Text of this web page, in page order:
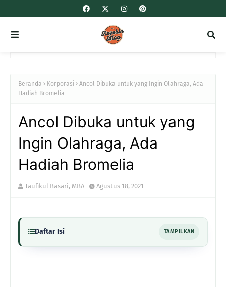
Beranda Korporasi
Ancol Dibuka untuk yang Ingin Olahraga, Ada
Hadiah Bromelia
Ancol Dibuka untuk yang
Ingin Olahraga, Ada
Hadiah Bromelia
Taufikul Basari, MBA Agustus 18, 2021
Daftar Isi TAMPILKAN